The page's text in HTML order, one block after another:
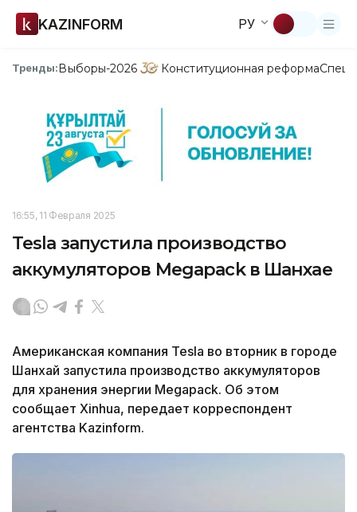
KAZINFORM РУ
Тренды:Выборы-2026 Конституционная реформа
16:55, 11 Февраля 2025
Tesla запустила производство
аккумуляторов Megapack в Шанхае
Американская компания Tesla во вторник в городе
Шанхай запустила производство аккумуляторов
для хранения энергии Megapack. Об этом
сообщает Xinhua, передает корреспондент
агентства Kazinform.